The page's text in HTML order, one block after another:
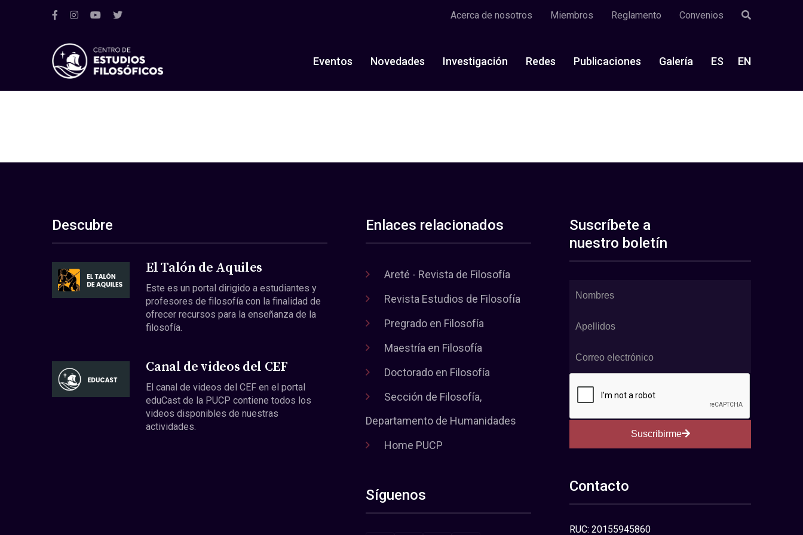
Acerca de nosotros Miembros Reglamento Convenios
Eventos Novedades Investigación Redes Publicaciones Galería ES EN
Descubre
El Talón de Aquiles
Este es un portal dirigido a estudiantes y
profesores de filosofía con la finalidad de
ofrecer recursos para la enseñanza de la
filosofía.
Canal de videos del CEF
El canal de videos del CEF en el portal
eduCast de la PUCP contiene todos los
videos disponibles de nuestras
actividades.
Enlaces relacionados
Areté - Revista de Filosofía
Revista Estudios de Filosofía
Pregrado en Filosofía
Maestría en Filosofía
Doctorado en Filosofía
Sección de Filosofía,
Departamento de Humanidades
Home PUCP
Síguenos
Suscríbete a
nuestro boletín
Suscribirme
Contacto
RUC: 20155945860